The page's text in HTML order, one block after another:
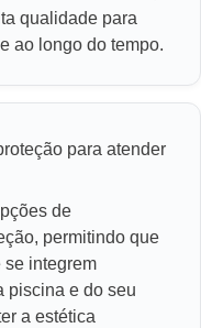
qualidade para
ao longo do tempo.
para atender
de
permitindo que
se integrem
piscina e do seu
a estética